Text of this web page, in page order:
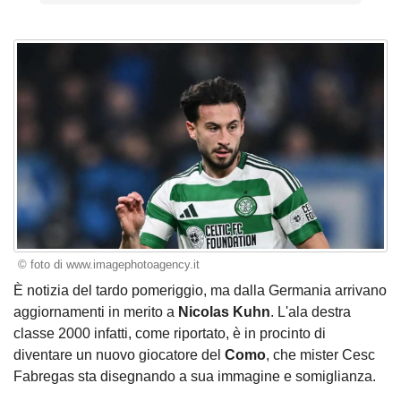
© foto di www.imagephotoagency.it
È notizia del tardo pomeriggio, ma dalla Germania arrivano
aggiornamenti in merito a Nicolas Kuhn. L'ala destra
classe 2000 infatti, come riportato, è in procinto di
diventare un nuovo giocatore del Como, che mister Cesc
Fabregas sta disegnando a sua immagine e somiglianza.